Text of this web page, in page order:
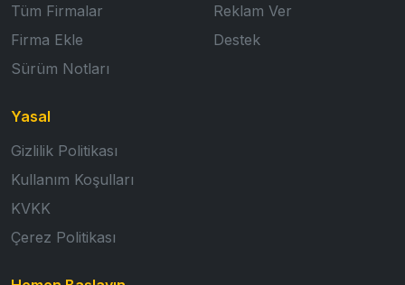
Tüm Firmalar
Firma Ekle
Sürüm Notları
Reklam Ver
Destek
Yasal
Gizlilik Politikası
Kullanım Koşulları
KVKK
Çerez Politikası